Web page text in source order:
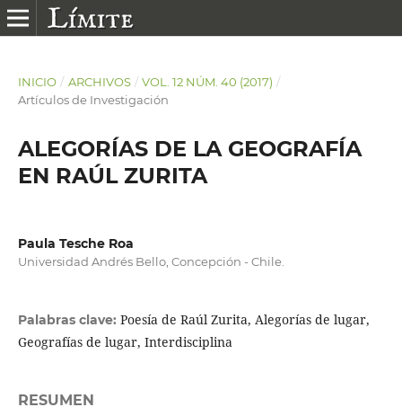
INICIO / ARCHIVOS / VOL. 12 NÚM. 40 (2017) /
Artículos de Investigación
ALEGORÍAS DE LA GEOGRAFÍA
EN RAÚL ZURITA
Paula Tesche Roa
Universidad Andrés Bello, Concepción - Chile.
Palabras clave: Poesía de Raúl Zurita, Alegorías de lugar,
Geografías de lugar, Interdisciplina
RESUMEN